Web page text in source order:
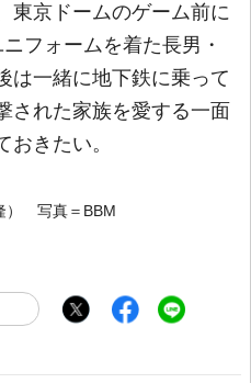
東京ドームのゲーム前に
フォームを着た長男・
は一緒に地下鉄に乗って
された家族を愛する一面
おきたい。
） 写真＝BBM